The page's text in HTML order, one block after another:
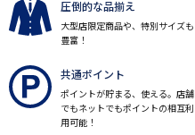
圧倒的な品揃え
大型店限定商品や、特別サイズも
豊富！
共通ポイント
ポイントが貯まる、使える。店舗
でもネットでもポイントの相互利
用可能！